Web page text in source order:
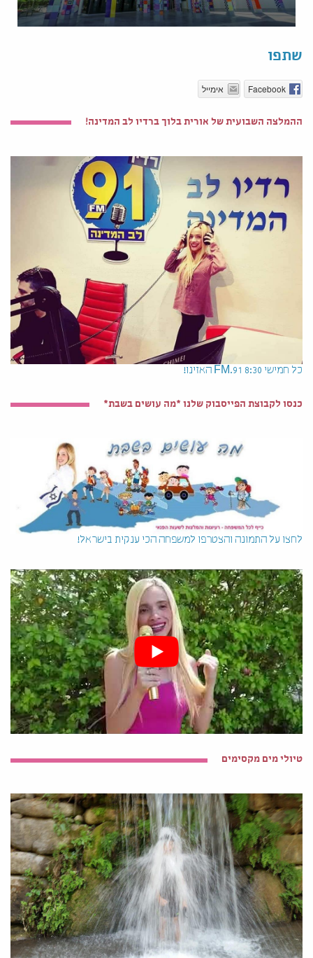
שתפו
Facebook אימייל
ההמלצה השבועית של אורית בלוך ברדיו לב המדינה!
כל חמישי 8:30 91.FM האזינו!
כנסו לקבוצת הפייסבוק שלנו *מה עושים בשבת*
לחצו על התמונה והצטרפו למשפחה הכי ענקית בישראל!
טיולי מים מקסימים